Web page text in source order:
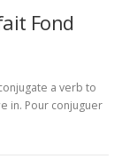
Fond
a verb to
in. Pour conjuguer